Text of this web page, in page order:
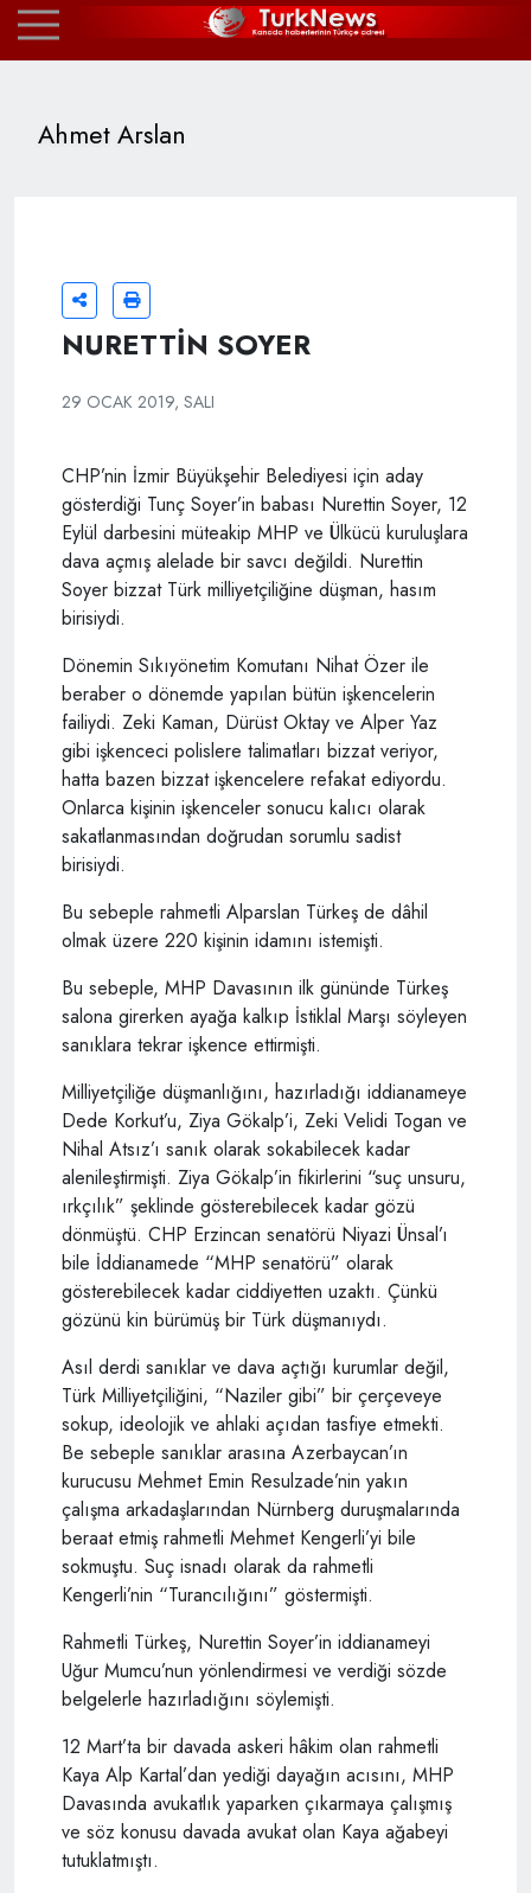
Ahmet Arslan
NURETTİN SOYER
29 OCAK 2019, SALI
CHP’nin İzmir Büyükşehir Belediyesi için aday
gösterdiği Tunç Soyer’in babası Nurettin Soyer, 12
Eylül darbesini müteakip MHP ve Ülkücü kuruluşlara
dava açmış alelade bir savcı değildi. Nurettin
Soyer bizzat Türk milliyetçiliğine düşman, hasım
birisiydi.
Dönemin Sıkıyönetim Komutanı Nihat Özer ile
beraber o dönemde yapılan bütün işkencelerin
failiydi. Zeki Kaman, Dürüst Oktay ve Alper Yaz
gibi işkenceci polislere talimatları bizzat veriyor,
hatta bazen bizzat işkencelere refakat ediyordu.
Onlarca kişinin işkenceler sonucu kalıcı olarak
sakatlanmasından doğrudan sorumlu sadist
birisiydi.
Bu sebeple rahmetli Alparslan Türkeş de dâhil
olmak üzere 220 kişinin idamını istemişti.
Bu sebeple, MHP Davasının ilk gününde Türkeş
salona girerken ayağa kalkıp İstiklal Marşı söyleyen
sanıklara tekrar işkence ettirmişti.
Milliyetçiliğe düşmanlığını, hazırladığı iddianameye
Dede Korkut’u, Ziya Gökalp’i, Zeki Velidi Togan ve
Nihal Atsız’ı sanık olarak sokabilecek kadar
alenileştirmişti. Ziya Gökalp’in fikirlerini “suç unsuru,
ırkçılık” şeklinde gösterebilecek kadar gözü
dönmüştü. CHP Erzincan senatörü Niyazi Ünsal’ı
bile İddianamede “MHP senatörü” olarak
gösterebilecek kadar ciddiyetten uzaktı. Çünkü
gözünü kin bürümüş bir Türk düşmanıydı.
Asıl derdi sanıklar ve dava açtığı kurumlar değil,
Türk Milliyetçiliğini, “Naziler gibi” bir çerçeveye
sokup, ideolojik ve ahlaki açıdan tasfiye etmekti.
Be sebeple sanıklar arasına Azerbaycan’ın
kurucusu Mehmet Emin Resulzade’nin yakın
çalışma arkadaşlarından Nürnberg duruşmalarında
beraat etmiş rahmetli Mehmet Kengerli’yi bile
sokmuştu. Suç isnadı olarak da rahmetli
Kengerli’nin “Turancılığını” göstermişti.
Rahmetli Türkeş, Nurettin Soyer’in iddianameyi
Uğur Mumcu’nun yönlendirmesi ve verdiği sözde
belgelerle hazırladığını söylemişti.
12 Mart’ta bir davada askeri hâkim olan rahmetli
Kaya Alp Kartal’dan yediği dayağın acısını, MHP
Davasında avukatlık yaparken çıkarmaya çalışmış
ve söz konusu davada avukat olan Kaya ağabeyi
tutuklatmıştı.